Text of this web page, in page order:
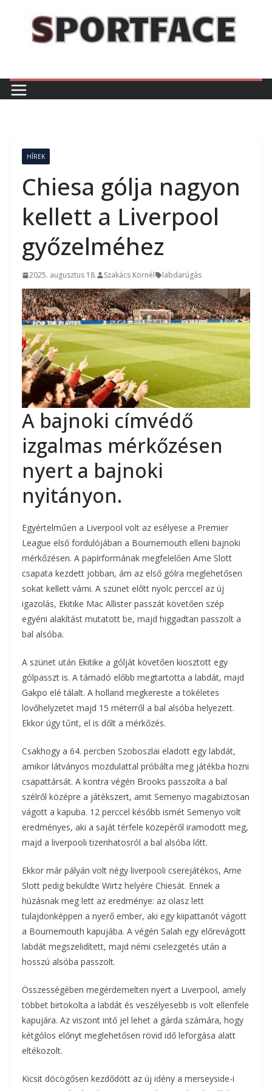
content
HÍREK
Chiesa gólja nagyon
kellett a Liverpool
győzelméhez
2025. augusztus 18. Szakács Kornél labdarúgás
A bajnoki címvédő
izgalmas mérkőzésen
nyert a bajnoki
nyitányon.
Egyértelműen a Liverpool volt az esélyese a Premier
League első fordulójában a Bournemouth elleni bajnoki
mérkőzésen. A papírformának megfelelően Arne Slott
csapata kezdett jobban, ám az első gólra meglehetősen
sokat kellett várni. A szünet előtt nyolc perccel az új
igazolás, Ekitike Mac Allister passzát követően szép
egyéni alakítást mutatott be, majd higgadtan passzolt a
bal alsóba.
A szünet után Ekitike a gólját követően kiosztott egy
gólpasszt is. A támadó előbb megtartotta a labdát, majd
Gakpo elé tálalt. A holland megkereste a tökéletes
lövőhelyzetet majd 15 méterről a bal alsóba helyezett.
Ekkor úgy tűnt, el is dőlt a mérkőzés.
Csakhogy a 64. percben Szoboszlai eladott egy labdát,
amikor látványos mozdulattal próbálta meg játékba hozni
csapattársát. A kontra végén Brooks passzolta a bal
szélről középre a játékszert, amit Semenyo magabiztosan
vágott a kapuba. 12 perccel később ismét Semenyo volt
eredményes, aki a saját térfele közepéről iramodott meg,
majd a liverpooli tizenhatosról a bal alsóba lőtt.
Ekkor már pályán volt négy liverpooli cserejátékos, Arne
Slott pedig beküldte Wirtz helyére Chiesát. Ennek a
húzásnak meg lett az eredménye: az olasz lett
tulajdonképpen a nyerő ember, aki egy kiipattanót vágott
a Bournemouth kapujába. A végén Salah egy előrevágott
labdát megszelidített, majd némi cselezgetés után a
hosszú alsóba passzolt.
Összességében megérdemelten nyert a Liverpool, amely
többet birtokolta a labdát és veszélyesebb is volt ellenfele
kapujára. Az viszont intő jel lehet a gárda számára, hogy
kétgólos előnyt meglehetősen rövid idő leforgása alatt
eltékozolt.
Kicsit döcögősen kezdődött az új idény a merseyside-i